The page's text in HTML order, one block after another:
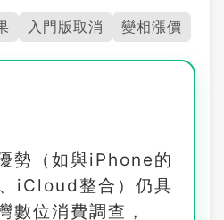
入門版取消 變相漲價
勢（如與iPhone的
iCloud整合）仍具
數位消費調查，